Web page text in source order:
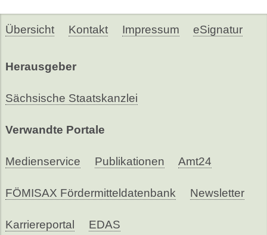
Übersicht Kontakt Impressum eSignatur
Herausgeber
Sächsische Staatskanzlei
Verwandte Portale
Medienservice Publikationen Amt24
FÖMISAX Fördermitteldatenbank Newsletter
Karriereportal EDAS